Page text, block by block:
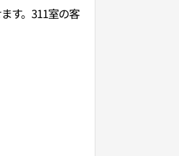
す。311室の客